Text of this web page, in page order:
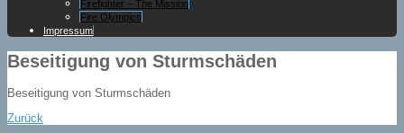
Firefighter – The Mission
Fire Olympics
Impressum
Beseitigung von Sturmschäden
Beseitigung von Sturmschäden
Zurück